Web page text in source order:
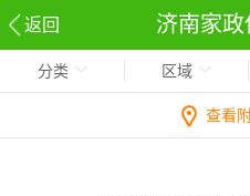
返回 济南家
分类 区域
查看